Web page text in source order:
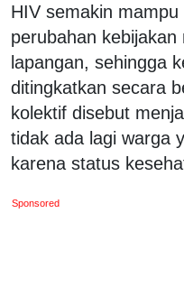
HIV semakin
perubahan
lapangan, sehingga
ditingkatkan secara
kolektif disebut
tidak ada lagi warga
karena status
Sponsored